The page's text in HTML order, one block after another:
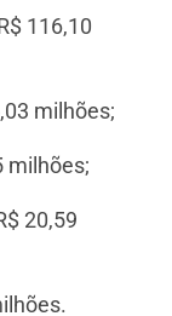
116,10
milhões;
milhões;
20,59